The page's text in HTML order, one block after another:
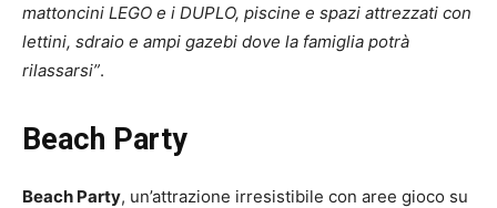
mattoncini LEGO e i DUPLO, piscine e spazi attrezzati con
lettini, sdraio e ampi gazebi dove la famiglia potrà
rilassarsi”.
Beach Party
Beach Party, un’attrazione irresistibile con aree gioco su